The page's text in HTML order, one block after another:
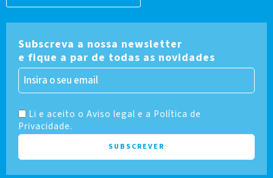
Subscreva a nossa newsletter
e fique a par de todas as novidades
Li e aceito o Aviso legal e a Política de
Privacidade.